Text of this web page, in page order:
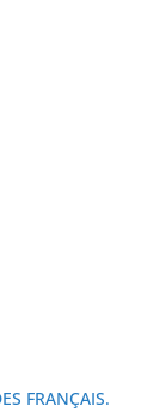
FRANÇAIS.